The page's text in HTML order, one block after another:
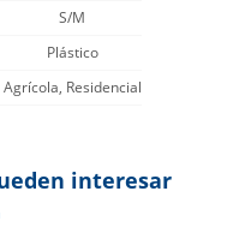
S/M
Plástico
Agrícola, Residencial
interesar